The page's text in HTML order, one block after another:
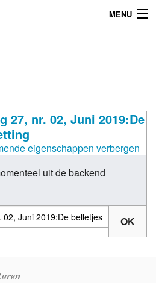
MENU
27, nr. 02, Juni 2019:De
eigenschappen verbergen
uit de backend